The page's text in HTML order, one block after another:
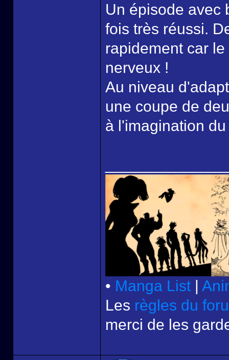
Un épisode avec
fois très réussi.
rapidement car
nerveux !
Au niveau
une coupe de
à l'imagination
• Manga List |
Les règles du
merci de les